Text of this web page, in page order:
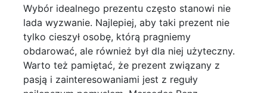
Wybór idealnego prezentu często stanowi nie
lada wyzwanie. Najlepiej, aby taki prezent nie
tylko cieszył osobę, którą pragniemy
obdarować, ale również był dla niej użyteczny.
Warto też pamiętać, że prezent związany z
pasją i zainteresowaniami jest z reguły